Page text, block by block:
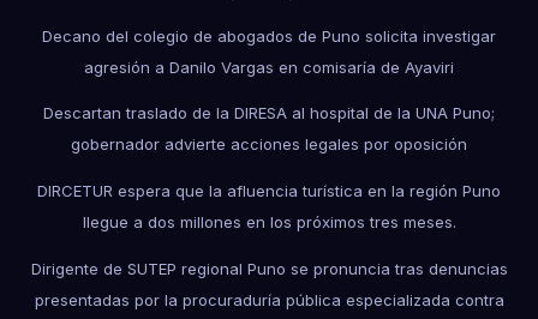
Decano del colegio de abogados de Puno solicita investigar
agresión a Danilo Vargas en comisaría de Ayaviri
Descartan traslado de la DIRESA al hospital de la UNA Puno;
gobernador advierte acciones legales por oposición
DIRCETUR espera que la afluencia turística en la región Puno
llegue a dos millones en los próximos tres meses.
Dirigente de SUTEP regional Puno se pronuncia tras denuncias
presentadas por la procuraduría pública especializada contra